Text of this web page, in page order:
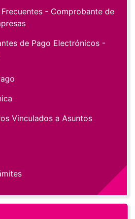
Frecuentes - Comprobante de
de Pago Electrónicos -
Vinculados a Asuntos